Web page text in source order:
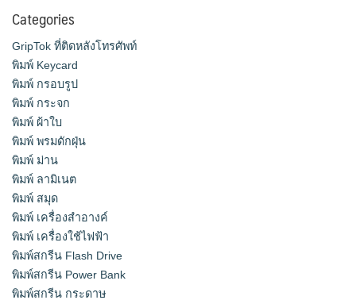
Categories
GripTok ที่ติดหลังโทรศัพท์
พิมพ์ Keycard
พิมพ์ กรอบรูป
พิมพ์ กระจก
พิมพ์ ผ้าใบ
พิมพ์ พรมดักฝุ่น
พิมพ์ ม่าน
พิมพ์ ลามิเนต
พิมพ์ สมุด
พิมพ์ เครื่องสําอางค์
พิมพ์ เครื่องใช้ไฟฟ้า
พิมพ์สกรีน Flash Drive
พิมพ์สกรีน Power Bank
พิมพ์สกรีน กระดาษ